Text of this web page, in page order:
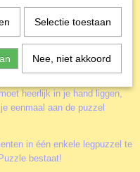
van het werken aan
met een bittere nasmaak!
een vonk opwekken en
heerlijk in je hand liggen,
eenmaal aan de puzzel
in één enkele legpuzzel te
bestaat!
Selectie toestaan
Nee, niet akkoord